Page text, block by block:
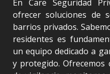
En Care Seguridad
ofrecer soluciones de
barrios privados.
residentes es
un equipo dedicado a
y protegido. Ofrecemos